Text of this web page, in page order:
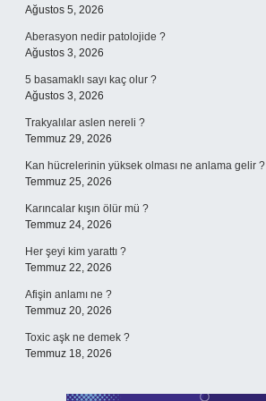
Ağustos 5, 2026
Aberasyon nedir patolojide ?
Ağustos 3, 2026
5 basamaklı sayı kaç olur ?
Ağustos 3, 2026
Trakyalılar aslen nereli ?
Temmuz 29, 2026
Kan hücrelerinin yüksek olması ne anlama gelir ?
Temmuz 25, 2026
Karıncalar kışın ölür mü ?
Temmuz 24, 2026
Her şeyi kim yarattı ?
Temmuz 22, 2026
Afişin anlamı ne ?
Temmuz 20, 2026
Toxic aşk ne demek ?
Temmuz 18, 2026